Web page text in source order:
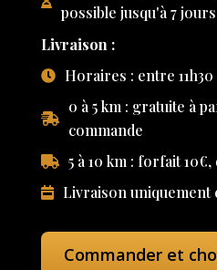
possible jusqu'à 7
Livraison :
Horaires : entre 11h30
0 à 5 km : gratuite à
commande
5 à 10 km : forfait
Livraison uniquement
Commander et